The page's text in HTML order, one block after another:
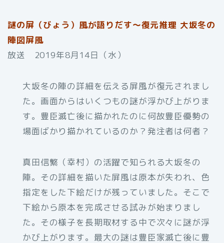
謎の屏（びょう）風が語りだす～復元推理 大坂冬の
陣図屏風
放送 2019年8月14日（水）
大坂冬の陣の詳細を伝える屏風が復元されまし
た。画面からはいくつもの謎が浮かび上がりま
す。豊臣滅亡後に描かれたのに何故豊臣優勢の
場面ばかり描かれているのか？発注者は何者？
真田信繁（幸村）の活躍で知られる大坂冬の
陣。その詳細を描いた屏風は原本が失われ、色
指定をした下絵だけが残っていました。そこで
下絵から原本を完成させる試みが始まりまし
た。その様子を長期取材する中で次々に謎が浮
かび上がります。最大の謎は豊臣家滅亡後に豊